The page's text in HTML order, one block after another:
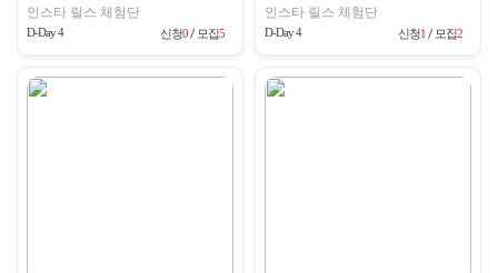
인스타 릴스 체험단
D-Day 4 신청0/ 모집5
인스타 릴스 체험단
D-Day 4 신청1 / 모집2